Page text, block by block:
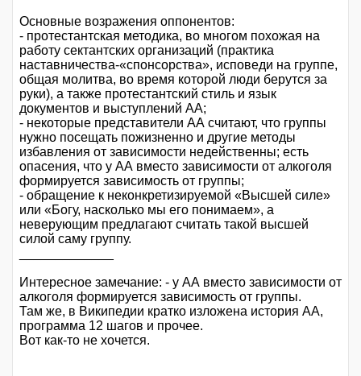
Основные возражения оппонентов:
- протестантская методика, во многом похожая на
работу сектантских организаций (практика
наставничества-«спонсорства», исповеди на группе,
общая молитва, во время которой люди берутся за
руки), а также протестантский стиль и язык
документов и выступлений АА;
- некоторые представители АА считают, что группы
нужно посещать пожизненно и другие методы
избавления от зависимости недейственны; есть
опасения, что у АА вместо зависимости от алкоголя
формируется зависимость от группы;
- обращение к неконкретизируемой «Высшей силе»
или «Богу, насколько мы его понимаем», а
неверующим предлагают считать такой высшей
силой саму группу.
Интересное замечание: - у АА вместо зависимости от
алкоголя формируется зависимость от группы.
Там же, в Википедии кратко изложена история АА,
программа 12 шагов и прочее.
Вот как-то не хочется.